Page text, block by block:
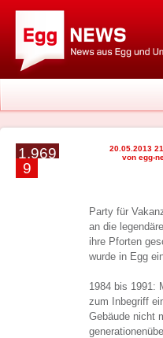
1.969
9
20.05.2013
von egg-
Party für
an die
ihre Pforten
wurde in Egg
1984 bis 1991:
zum Inbegriff
Gebäude nicht